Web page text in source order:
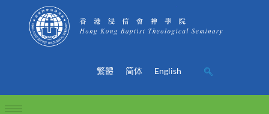
繁體 简体 English